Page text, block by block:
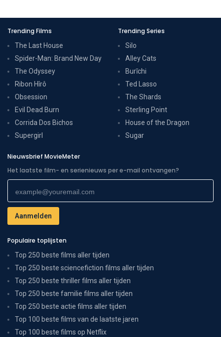
Trending Films
The Last House
Spider-Man: Brand New Day
The Odyssey
Ribon Hîrô
Obsession
Evil Dead Burn
Corrida Dos Bichos
Supergirl
Trending Series
Silo
Alley Cats
Burīchi
Ted Lasso
The Shards
Sterling Point
House of the Dragon
Sugar
Nieuwsbrief MovieMeter
Het laatste film- en serienieuws per e-mail ontvangen?
Populaire toplijsten
Top 250 beste films aller tijden
Top 250 beste sciencefiction films aller tijden
Top 250 beste thriller films aller tijden
Top 250 beste familie films aller tijden
Top 250 beste actie films aller tijden
Top 100 beste films van de laatste jaren
Top 100 beste films op Netflix